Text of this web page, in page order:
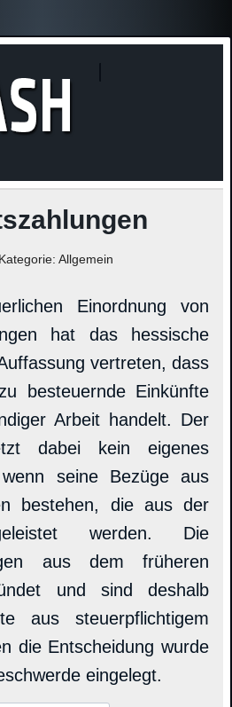
Kategorie: Allgemein
Einordnung von
hat das hessische
vertreten, dass
besteuernde Einkünfte
Arbeit handelt. Der
dabei kein eigenes
seine Bezüge aus
bestehen, die aus der
werden. Die
aus dem früheren
und sind deshalb
aus steuerpflichtigem
die Entscheidung wurde
eingelegt.